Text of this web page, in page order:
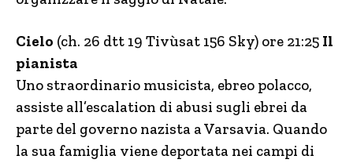
Cielo (ch. 26 dtt 19 Tivùsat 156 Sky) ore 21:25 Il
pianista
Uno straordinario musicista, ebreo polacco,
assiste all’escalation di abusi sugli ebrei da
parte del governo nazista a Varsavia. Quando
la sua famiglia viene deportata nei campi di